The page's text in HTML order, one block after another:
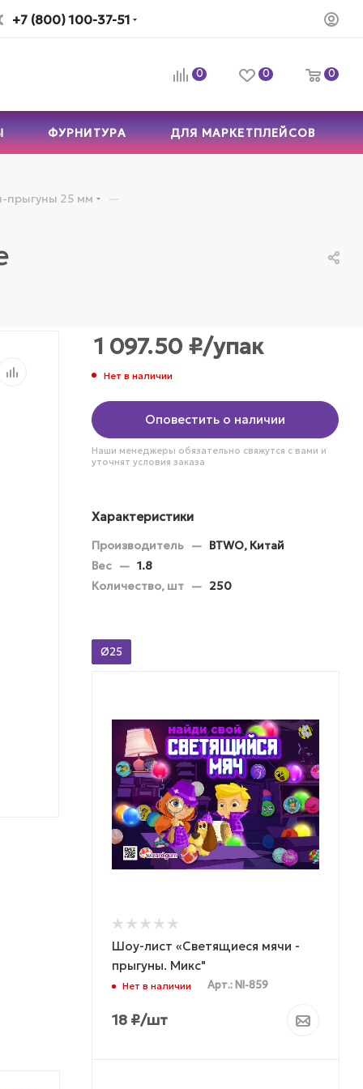
+7 (800) 100-37-51
0 0 0
ФУРНИТУРА ДЛЯ МАРКЕТПЛЕЙСОВ
прыгуны 25 мм —
1 097.50 ₽/упак
Нет в наличии
Оповестить о наличии
Наши менеджеры обязательно свяжутся с вами и
уточнят условия заказа
Характеристики
Производитель — BTWO, Китай
Вес — 1.8
Количество, шт — 250
Ø25
Шоу-лист «Светящиеся мячи -
прыгуны. Микс"
Нет в наличии Арт.: NI-859
18 ₽/шт